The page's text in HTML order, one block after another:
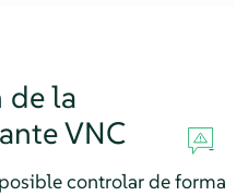
de la
VNC
controlar de forma